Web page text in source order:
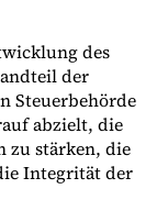
einen Experten
des
der
Steuerbehörde
abzielt, die
zu stärken, die
Integrität der